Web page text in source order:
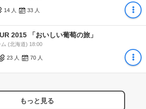
14 人 33 人
2015 「おいしい葡萄の旅」
(北海道) 18:00
23 人 70 人
もっと見る